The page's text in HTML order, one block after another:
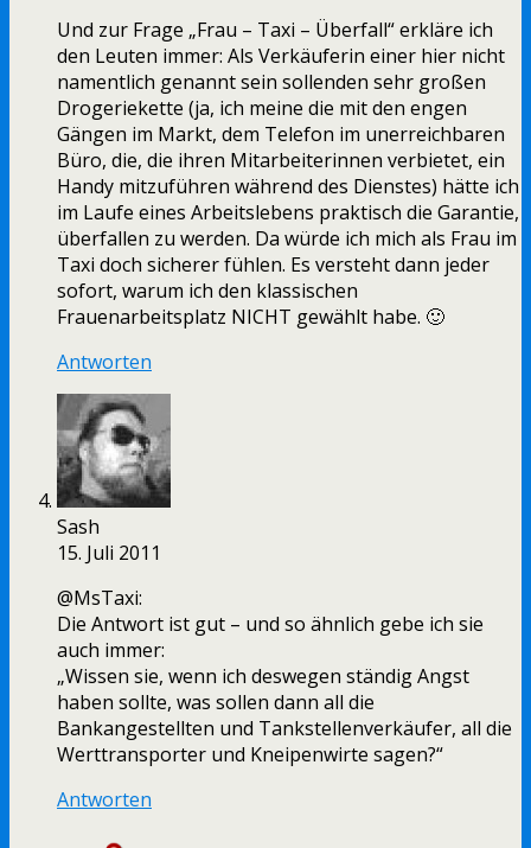
Und zur Frage „Frau – Taxi – Überfall“ erkläre ich
den Leuten immer: Als Verkäuferin einer hier nicht
namentlich genannt sein sollenden sehr großen
Drogeriekette (ja, ich meine die mit den engen
Gängen im Markt, dem Telefon im unerreichbaren
Büro, die, die ihren Mitarbeiterinnen verbietet, ein
Handy mitzuführen während des Dienstes) hätte ich
im Laufe eines Arbeitslebens praktisch die Garantie,
überfallen zu werden. Da würde ich mich als Frau im
Taxi doch sicherer fühlen. Es versteht dann jeder
sofort, warum ich den klassischen
Frauenarbeitsplatz NICHT gewählt habe. 🙂
Antworten
Sash
15. Juli 2011
@MsTaxi:
Die Antwort ist gut – und so ähnlich gebe ich sie
auch immer:
„Wissen sie, wenn ich deswegen ständig Angst
haben sollte, was sollen dann all die
Bankangestellten und Tankstellenverkäufer, all die
Werttransporter und Kneipenwirte sagen?“
Antworten